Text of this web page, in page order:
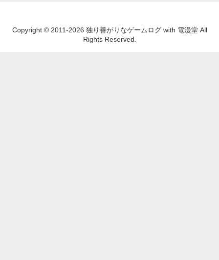
Copyright © 2011-2026 独り善がりなゲームログ with 電漫堂 All
Rights Reserved.